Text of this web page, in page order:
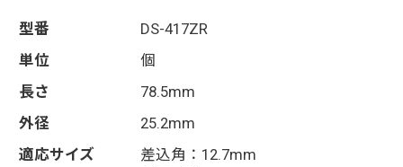
型番
DS-417ZR
単位
個
長さ
78.5mm
外径
25.2mm
適応サイズ
差込角：12.7mm